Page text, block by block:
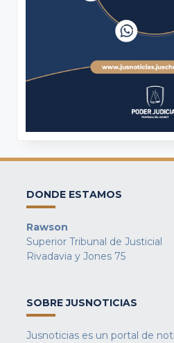
DONDE ESTAMOS
Rawson
Superior Tribunal de Justicial
Rivadavia y Jones 75
SOBRE JUSNOTICIAS
Jusnoticias es un portal de